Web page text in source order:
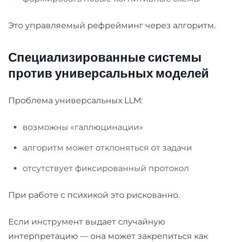
Это управляемый рефрейминг через алгоритм.
Специализированные системы
против универсальных моделей
Проблема универсальных LLM:
возможны «галлюцинации»
алгоритм может отклоняться от задачи
отсутствует фиксированный протокол
При работе с психикой это рискованно.
Если инструмент выдает случайную
интерпретацию — она может закрепиться как